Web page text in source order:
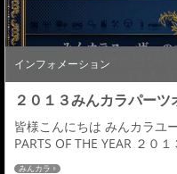
インフォメーション
２０１３みんカラパー
皆様こんにちは みんカラユ
PARTS OF THE YEAR ２０
イト内にて発表されました
みんカラ